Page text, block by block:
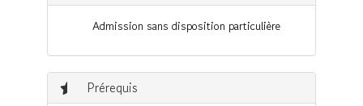
Admission sans disposition particulière
Prérequis